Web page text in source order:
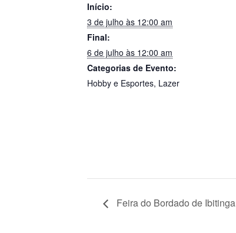
Início:
3 de julho às 12:00 am
Final:
6 de julho às 12:00 am
Categorias de Evento:
Hobby e Esportes, Lazer
Feira do Bordado de Ibitinga